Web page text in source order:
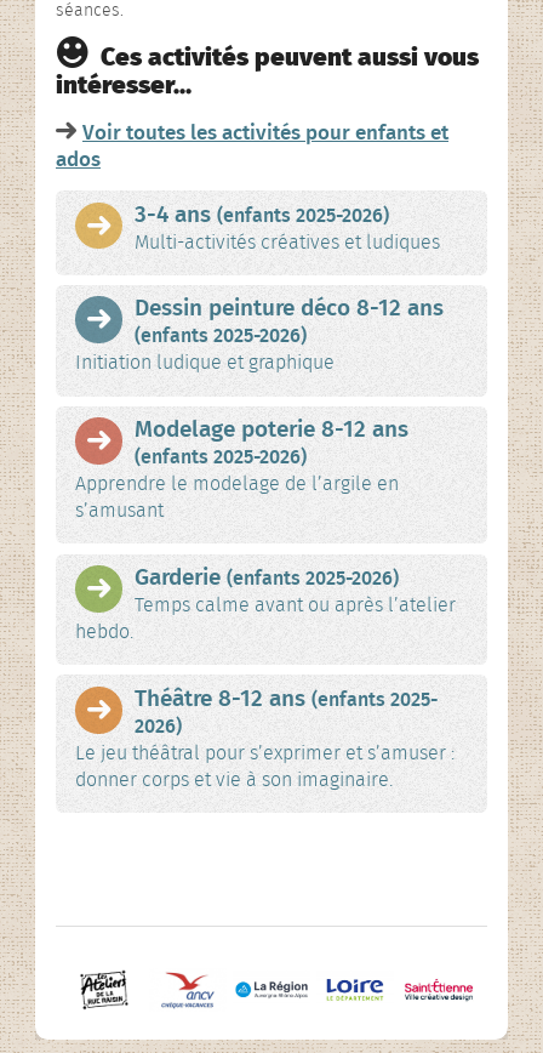
séances.
Ces activités peuvent aussi vous
intéresser…
Voir toutes les activités pour enfants et
ados
3-4 ans (enfants 2025-2026)
Multi-activités créatives et ludiques
Dessin peinture déco 8-12 ans
(enfants 2025-2026)
Initiation ludique et graphique
Modelage poterie 8-12 ans
(enfants 2025-2026)
Apprendre le modelage de l’argile en
s’amusant
Garderie (enfants 2025-2026)
Temps calme avant ou après l’atelier
hebdo.
Théâtre 8-12 ans (enfants 2025-
2026)
Le jeu théâtral pour s’exprimer et s’amuser :
donner corps et vie à son imaginaire.